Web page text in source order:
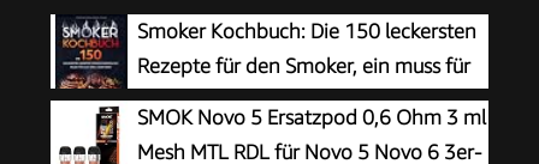
Smoker Kochbuch: Die 150 leckersten
Rezepte für den Smoker, ein muss für
alle Grill-Liebhaber.
SMOK Novo 5 Ersatzpod 0,6 Ohm 3 ml
Mesh MTL RDL für Novo 5 Novo 6 3er-